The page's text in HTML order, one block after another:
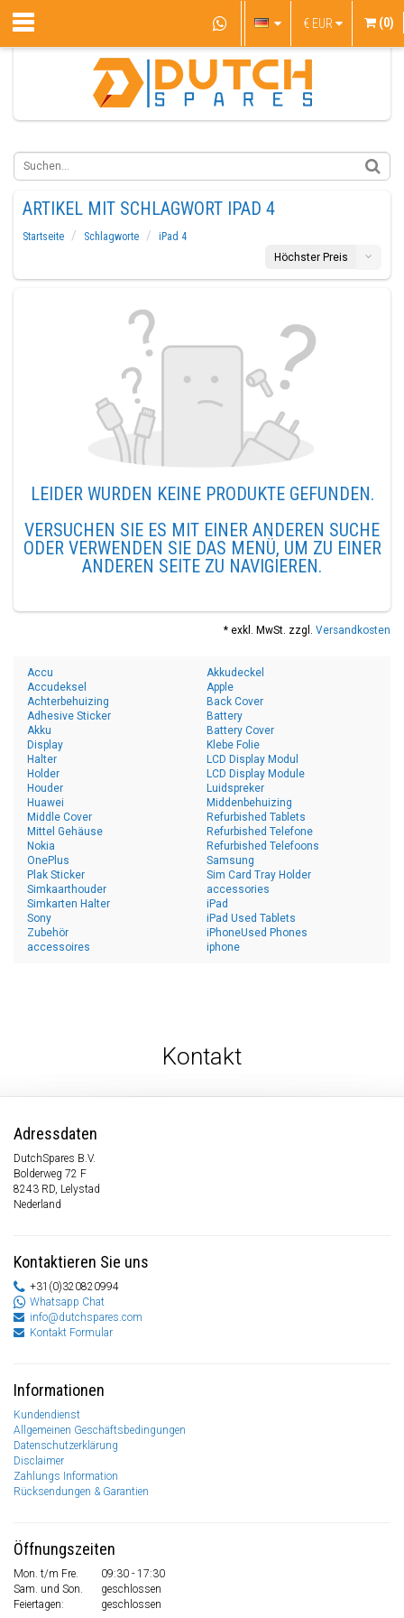
€ EUR (0)
ARTIKEL MIT SCHLAGWORT IPAD 4
Startseite Schlagworte
iPad 4
Höchster Preis
LEIDER WURDEN KEINE PRODUKTE GEFUNDEN.
VERSUCHEN SIE ES MIT EINER ANDEREN SUCHE
ODER VERWENDEN SIE DAS MENÜ, UM ZU EINER
ANDEREN SEITE ZU NAVIGIEREN.
* exkl. MwSt. zzgl. Versandkosten
Accu
Accudeksel
Achterbehuizing
Adhesive Sticker
Akku
Akkudeckel
Apple
Back Cover
Battery
Battery Cover
Display
Halter
Holder
Houder
Huawei
Klebe Folie
LCD Display Modul
LCD Display Module
Luidspreker
Middenbehuizing
Middle Cover
Mittel Gehäuse
Nokia
OnePlus
Plak Sticker
Refurbished Tablets
Refurbished Telefone
Refurbished Telefoons
Samsung
Sim Card Tray Holder
Simkaarthouder
Simkarten Halter
Sony
Zubehör
accessoires
accessories
iPad
iPad Used Tablets
iPhoneUsed Phones
iphone
Kontakt
Adressdaten
DutchSpares B.V.
Bolderweg 72 F
8243 RD, Lelystad
Nederland
Kontaktieren Sie uns
+31(0)320820994
Whatsapp Chat
info@dutchspares.com
Kontakt Formular
Informationen
Kundendienst
Allgemeinen Geschäftsbedingungen
Datenschutzerklärung
Disclaimer
Zahlungs Information
Rücksendungen & Garantien
Öffnungszeiten
Mon. t/m Fre.
09:30 - 17:30
Sam. und Son.
geschlossen
Feiertagen:
geschlossen